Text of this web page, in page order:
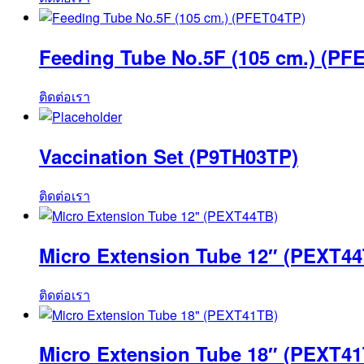
Feeding Tube No.5F (105 cm.)
ติดต่อเรา
Vaccination Set (P9TH03TP)
ติดต่อเรา
Micro Extension Tube 12″
ติดต่อเรา
Micro Extension Tube 18″